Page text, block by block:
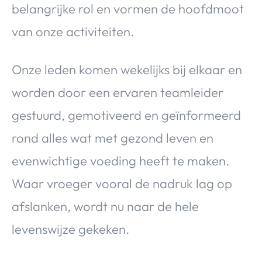
belangrijke rol en vormen de hoofdmoot
van onze activiteiten.
Onze leden komen wekelijks bij elkaar en
worden door een ervaren teamleider
gestuurd, gemotiveerd en geïnformeerd
rond alles wat met gezond leven en
evenwichtige voeding heeft te maken.
Waar vroeger vooral de nadruk lag op
afslanken, wordt nu naar de hele
levenswijze gekeken.